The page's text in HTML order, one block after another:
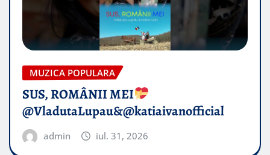
MUZICA POPULARA
SUS, ROMÂNII MEI
@VladutaLupau&@katiaivanofficial
admin iul. 31, 2026